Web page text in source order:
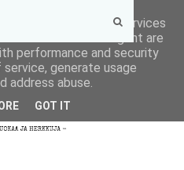
to deliver its services
address and user-agent are
performance and security
generate usage
address abuse.
GOT IT